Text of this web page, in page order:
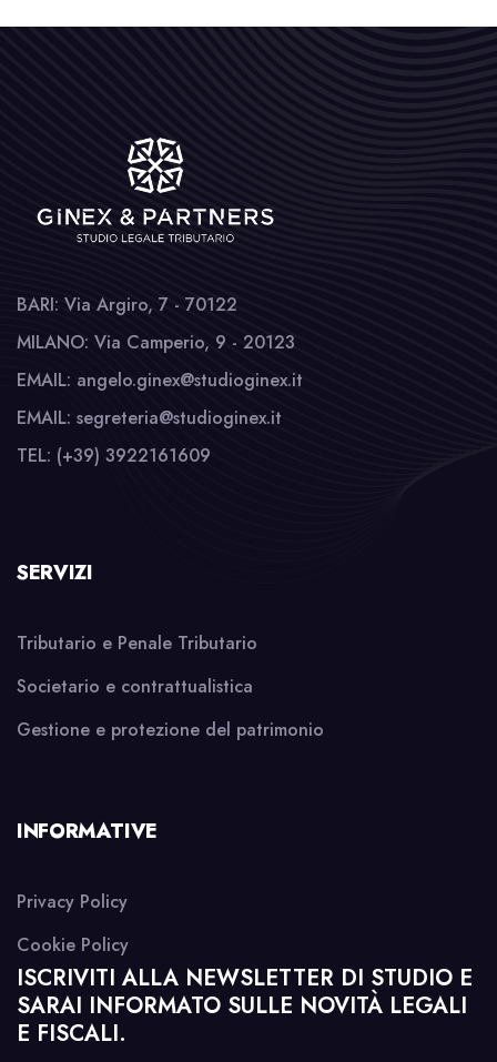
BARI: Via Argiro, 7 - 70122
MILANO: Via Camperio, 9 - 20123
EMAIL: angelo.ginex@studioginex.it
EMAIL: segreteria@studioginex.it
TEL: (+39) 3922161609
SERVIZI
Tributario e Penale Tributario
Societario e contrattualistica
Gestione e protezione del patrimonio
INFORMATIVE
Privacy Policy
Cookie Policy
ISCRIVITI ALLA NEWSLETTER DI STUDIO E
SARAI INFORMATO SULLE NOVITÀ LEGALI
E FISCALI.